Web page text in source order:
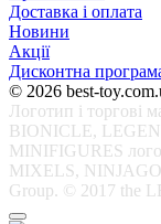
Доставка і оплата
Новини
Акції
Дисконтна
© 2026 best-
Логотип і торгові
BIONICLE,
MINIFIGURES
MIXELS,
Group. © 2017 the